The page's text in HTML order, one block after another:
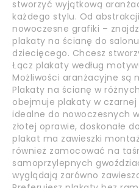
stworzyć wyjątkową
każdego stylu. Od
nowoczesne grafiki –
plakaty na ścianę do
dziecięcego. Chcesz
Łącz plakaty według
Możliwości aranżacyjne są
Plakaty na ścianę w
obejmuje plakaty w
idealne do nowoczesnych
złotej oprawie, doskonałe
plakat ma zawieszki
również zamocować na
samoprzylepnych
wyglądają zarówno